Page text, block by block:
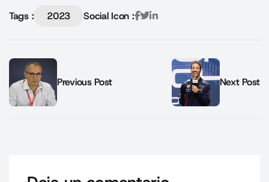
Tags : 2023 Social Icon :
Previous Post Next Post